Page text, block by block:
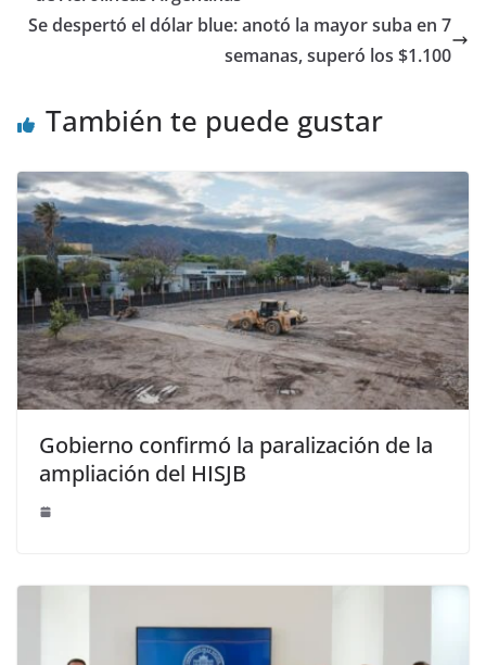
Se despertó el dólar blue: anotó la mayor suba en 7
semanas, superó los $1.100
También te puede gustar
Gobierno confirmó la paralización de la
ampliación del HISJB